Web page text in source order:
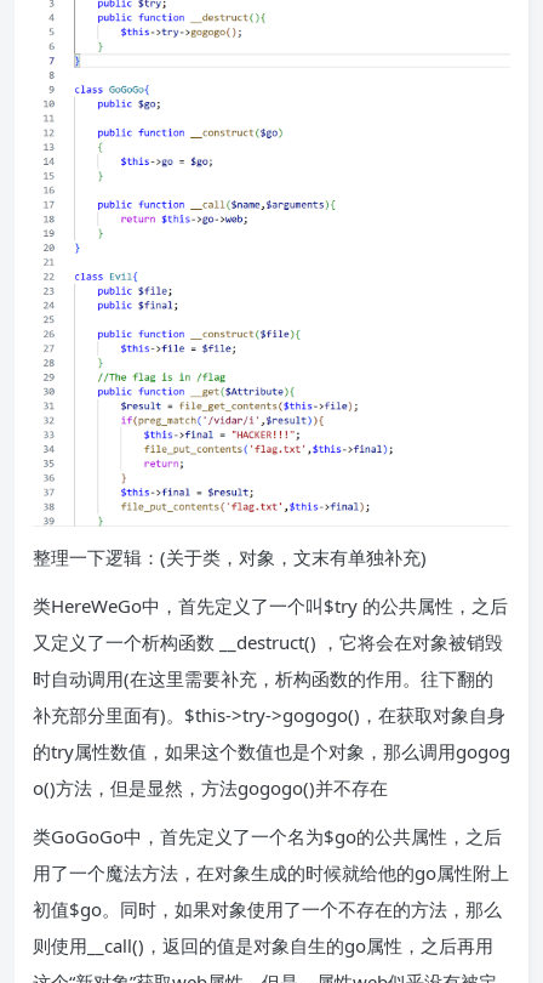
整理一下逻辑：(关于类，对象，文末有单独补充)
类HereWeGo中，首先定义了一个叫$try 的公共属性，之后
又定义了一个析构函数 __destruct() ，它将会在对象被销毁
时自动调用(在这里需要补充，析构函数的作用。往下翻的
补充部分里面有)。$this->try->gogogo()，在获取对象自身
的try属性数值，如果这个数值也是个对象，那么调用gogog
o()方法，但是显然，方法gogogo()并不存在
类GoGoGo中，首先定义了一个名为$go的公共属性，之后
用了一个魔法方法，在对象生成的时候就给他的go属性附上
初值$go。同时，如果对象使用了一个不存在的方法，那么
则使用__call()，返回的值是对象自生的go属性，之后再用